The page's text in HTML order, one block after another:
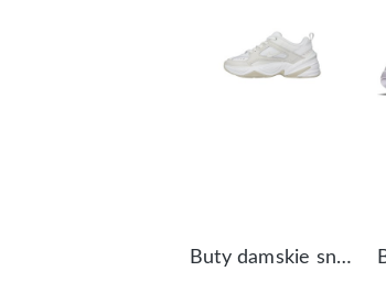
Buty damskie sneakersy Nike M2K Tekno AO3108-006